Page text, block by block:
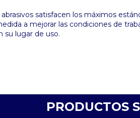
satisfacen los máximos
a mejorar las condiciones de
su lugar de uso.
PRODUCTOS